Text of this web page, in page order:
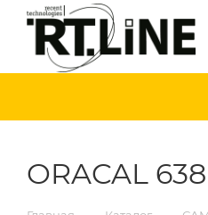
ORACAL